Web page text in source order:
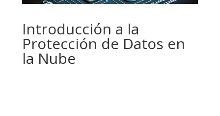
Introducción a la
Protección de Datos en
la Nube